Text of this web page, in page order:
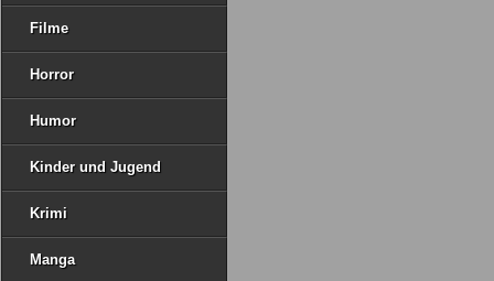
Filme
Horror
Humor
Kinder und Jugend
Krimi
Manga